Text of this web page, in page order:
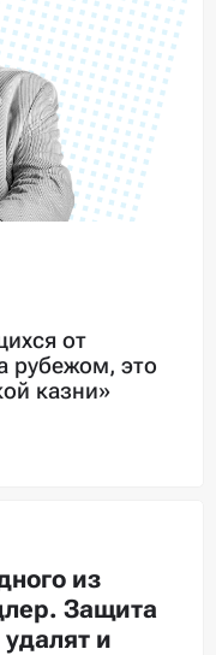
от
рубежом, это
казни»
из
Защита
и